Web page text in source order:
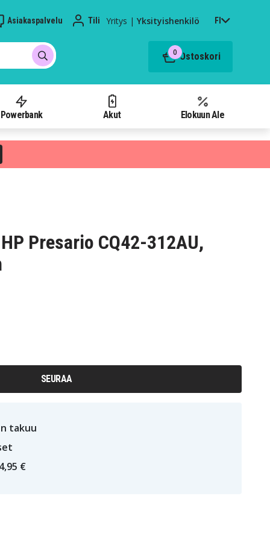
Asiakaspalvelu Tili Yritys | Yksityishenkilö FI
0 Ostoskori
Powerbank Akut Elokuun Ale
Presario CQ42-312AU,
SEURAA
takuu
€